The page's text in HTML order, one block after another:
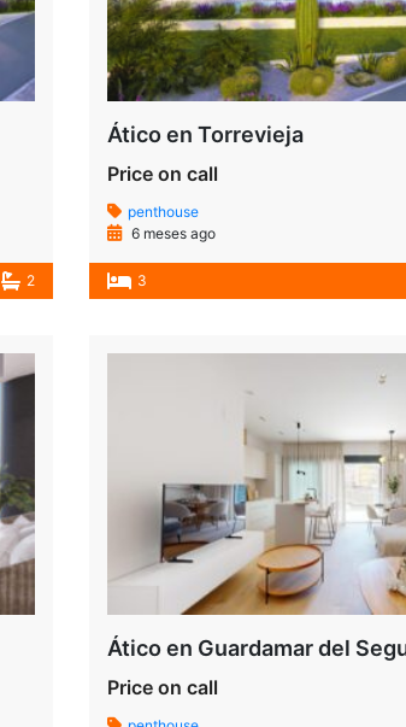
2
Ático en Torrevieja
Price on call
penthouse
6 meses ago
3
Ático en Guardamar del
Price on call